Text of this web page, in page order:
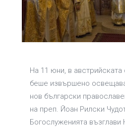
На 11 юни, в австрийската
беше извършено
нов български
на преп. Йоан Рилски
Богослуженията възглави